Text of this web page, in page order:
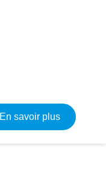
En savoir plussur